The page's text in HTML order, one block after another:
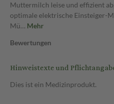
Muttermilch leise und effizient
optimale elektrische Einsteiger-
Mü… Mehr
Bewertungen
Hinweistexte und
Dies ist ein Medizinprodukt.